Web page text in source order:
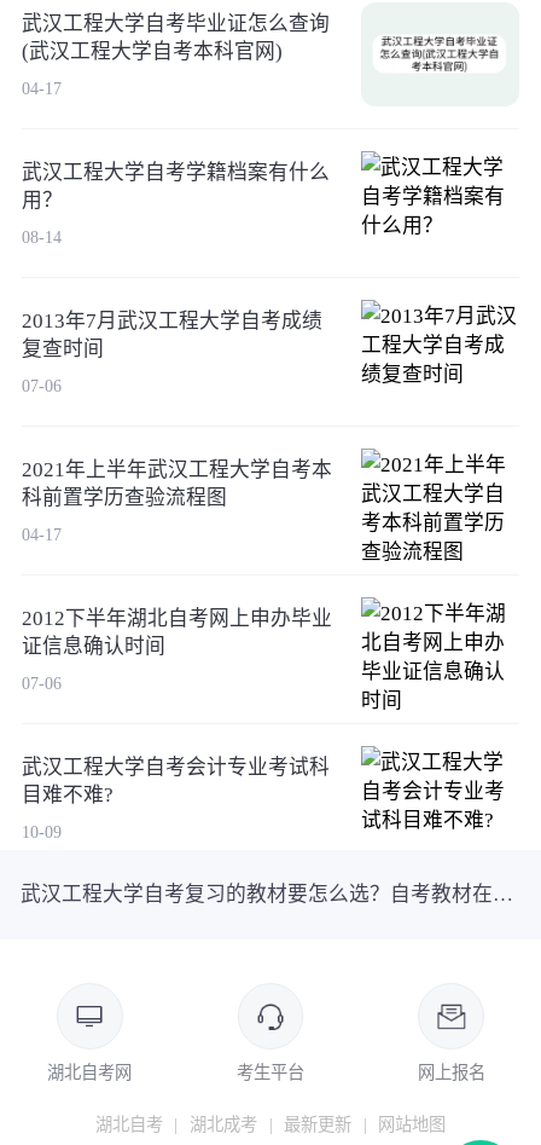
武汉工程大学自考毕业证怎么查询
(武汉工程大学自考本科官网)
04-17
武汉工程大学自考学籍档案有什么
用？
08-14
2013年7月武汉工程大学自考成绩
复查时间
07-06
2021年上半年武汉工程大学自考本
科前置学历查验流程图
04-17
2012下半年湖北自考网上申办毕业
证信息确认时间
07-06
武汉工程大学自考会计专业考试科
目难不难?
10-09
武汉工程大学自考复习的教材要怎么选？自考教材在哪里购买？
湖北自考网 考生平台 网上报名
湖北自考 | 湖北成考 | 最新更新 | 网站地图